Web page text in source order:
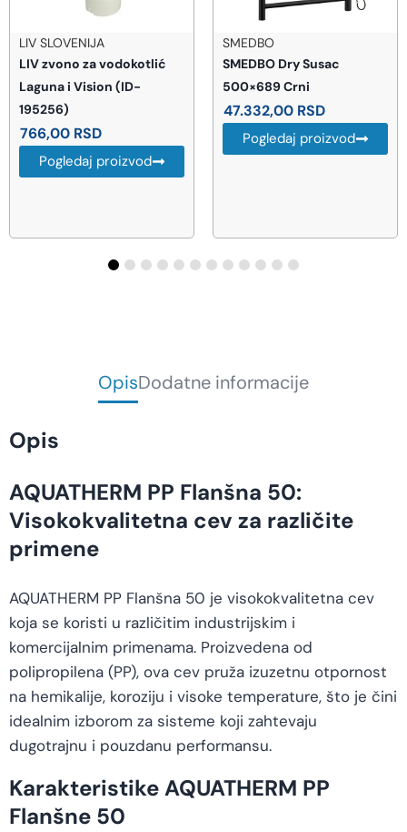
SMEDBO
SMEDBO Dry Susac
500×689 Crni
47.332,00
Pogledaj proizvod
BEMETA
BEMETA Hotel fen za kosu
1400 W (945433088)
5.755,00 RSD
Pogledaj proizvod
OpisDodatne informacije
Opis
AQUATHERM PP Flanšna 50:
Visokokvalitetna cev za različite
primene
AQUATHERM PP Flanšna 50 je visokokvalitetna cev
koja se koristi u različitim industrijskim i
komercijalnim primenama. Proizvedena od
polipropilena (PP), ova cev pruža izuzetnu otpornost
na hemikalije, koroziju i visoke temperature, što je čini
idealnim izborom za sisteme koji zahtevaju
dugotrajnu i pouzdanu performansu.
Karakteristike AQUATHERM PP
Flanšne 50